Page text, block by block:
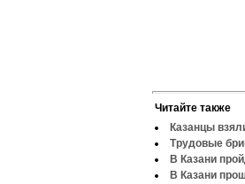
Читайте также
Казанцы
Трудовые
В Казани
В Казани